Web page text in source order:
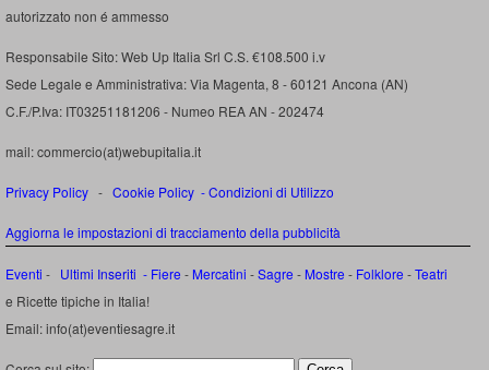
autorizzato non é ammesso
Responsabile Sito: Web Up Italia Srl C.S. €108.500 i.v
Sede Legale e Amministrativa: Via Magenta, 8 - 60121 Ancona (AN)
C.F./P.Iva: IT03251181206 - Numeo REA AN - 202474
mail: commercio(at)webupitalia.it
Privacy Policy - Cookie Policy -Condizioni di Utilizzo
Aggiorna le impostazioni di tracciamento della pubblicità
Eventi - Ultimi Inseriti - Fiere - Mercatini -Sagre - Mostre - Folklore -Teatri
e Ricette tipiche in Italia!
Email: info(at)eventiesagre.it